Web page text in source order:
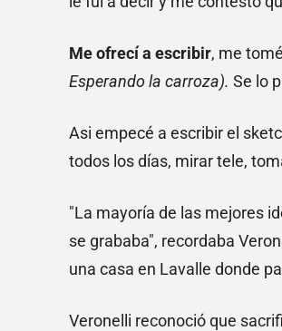
Me ofrecí a escribir, me
Esperando la carroza). Se lo
Asi empecé a escribir el
todos los días, mirar tele,
"La mayoría de las mejores
se grababa", recordaba
una casa en Lavalle donde
Veronelli reconoció que